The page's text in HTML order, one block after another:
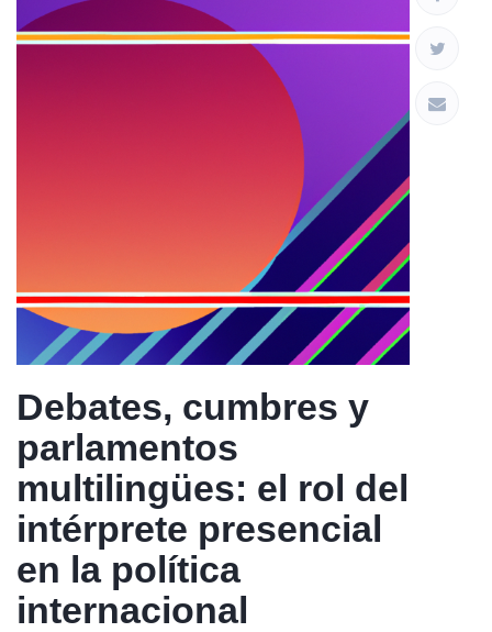
Debates, cumbres y
parlamentos
multilingües: el rol del
intérprete presencial
en la política
internacional